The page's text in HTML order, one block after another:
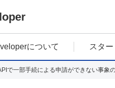
について スタ
で一部手続による申請ができない事象